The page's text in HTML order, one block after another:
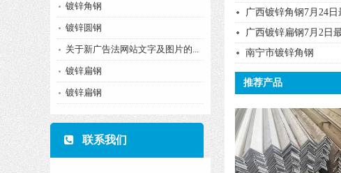
镀锌角钢
镀锌圆钢
关于新广告法网站文字及图片的...
镀锌扁钢
镀锌扁钢
联系我们
广西镀锌角钢7月24日
广西镀锌扁钢7月2日
南宁市镀锌角钢
推荐产品